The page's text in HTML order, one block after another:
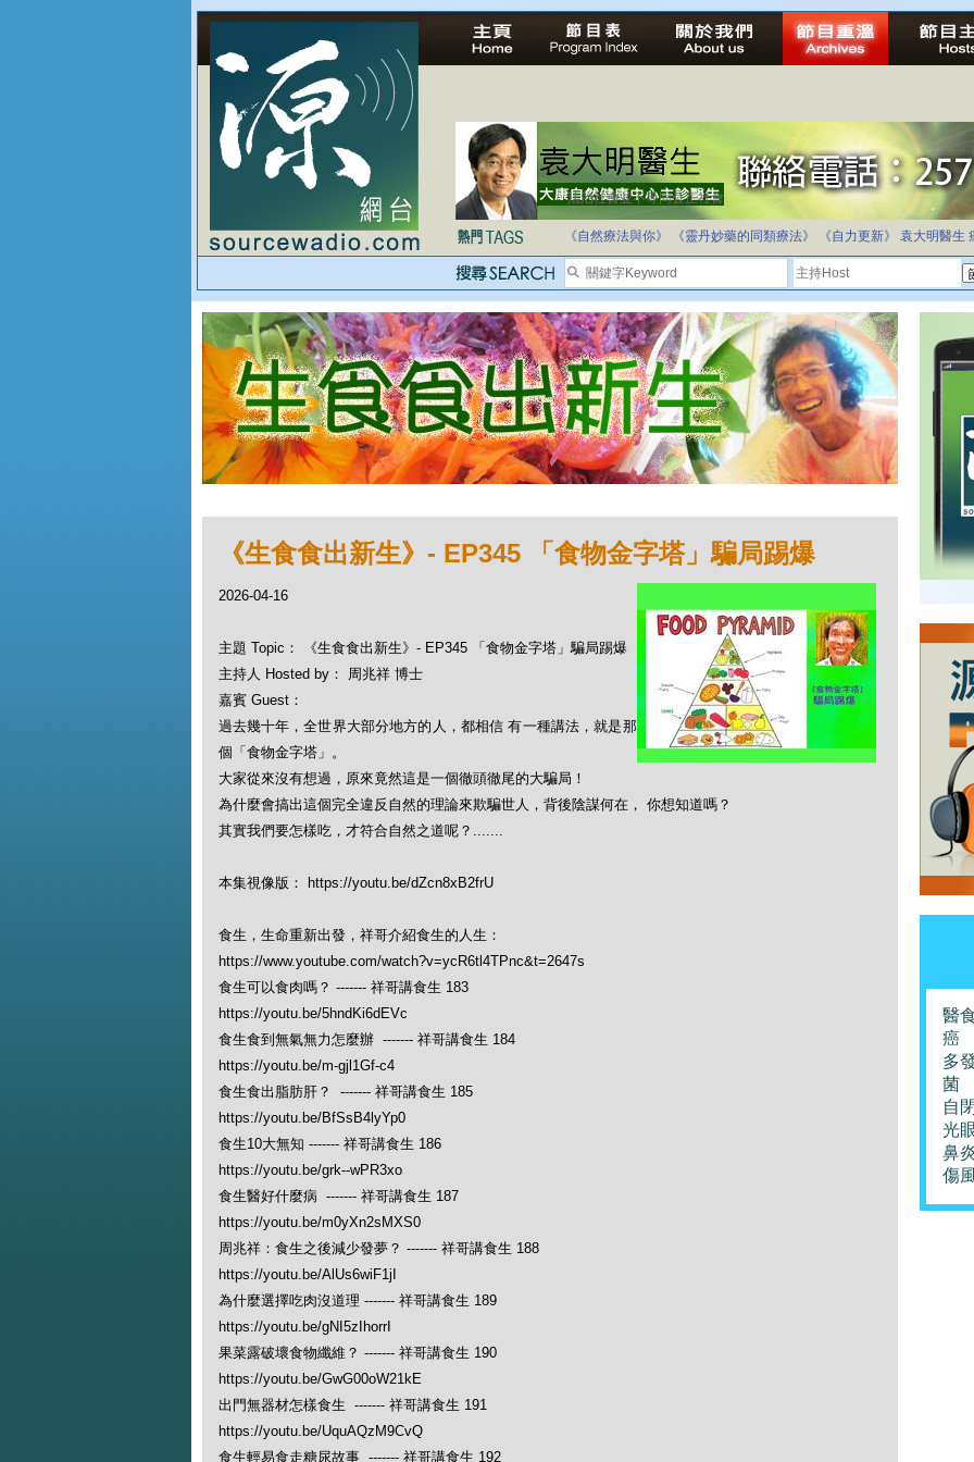
自家教育合法化-推動多元化教育，全民學卷制
《自然療法與你》 《靈丹妙藥的同類療法》 《自力更新》 袁大明醫生
《生食食出新生》- EP345 「食物金字塔」騙局踢爆
2026-04-16
主題 Topic： 《生食食出新生》- EP345 「食物金字塔」騙局踢爆
主持人 Hosted by： 周兆祥 博士
嘉賓 Guest：
過去幾十年，全世界大部分地方的人，都相信 有一種講法，就是那
個「食物金字塔」。
大家從來沒有想過，原來竟然這是一個徹頭徹尾的大騙局！
為什麼會搞出這個完全違反自然的理論來欺騙世人，背後陰謀何在， 你想知道嗎？
其實我們要怎樣吃，才符合自然之道呢？.......
本集視像版： https://youtu.be/dZcn8xB2frU
食生，生命重新出發，祥哥介紹食生的人生：
https://www.youtube.com/watch?v=ycR6tl4TPnc&t=2647s
食生可以食肉嗎？ ------- 祥哥講食生 183
https://youtu.be/5hndKi6dEVc
食生食到無氣無力怎麼辦 ------- 祥哥講食生 184
https://youtu.be/m-gjl1Gf-c4
食生食出脂肪肝？ ------- 祥哥講食生 185
https://youtu.be/BfSsB4lyYp0
食生10大無知 ------- 祥哥講食生 186
https://youtu.be/grk--wPR3xo
食生醫好什麼病 ------- 祥哥講食生 187
https://youtu.be/m0yXn2sMXS0
周兆祥：食生之後減少發夢？ ------- 祥哥講食生 188
https://youtu.be/AlUs6wiF1jI
為什麼選擇吃肉沒道理 ------- 祥哥講食生 189
https://youtu.be/gNI5zIhorrI
果菜露破壞食物纖維？ ------- 祥哥講食生 190
https://youtu.be/GwG00oW21kE
出門無器材怎樣食生 ------- 祥哥講食生 191
https://youtu.be/UquAQzM9CvQ
食生輕易食走糖尿故事 ------- 祥哥講食生 192
醫
癌
多
菌
自
光
鼻
傷